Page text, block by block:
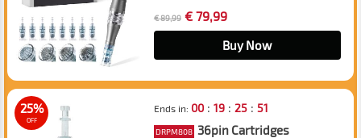
Dermapen, USB Oplaadbaar, 8x
Cartridge Vervangingspakket, 2
stuks per 16pin, 24pin, 36pin,
42pin
€ 89,99 € 79,99
Buy Now
25%
OFF
Ends in: 00: 19: 25: 50
DRPM808 36pin Cartridges